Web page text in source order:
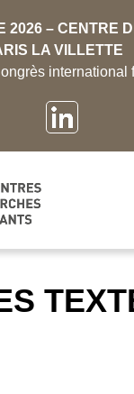
2026 – CENTRE
LA VILLETTE
international